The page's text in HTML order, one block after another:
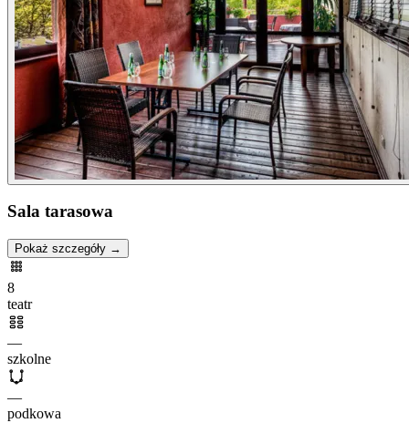
Sala tarasowa
Pokaż szczegóły →
8
teatr
—
szkolne
—
podkowa